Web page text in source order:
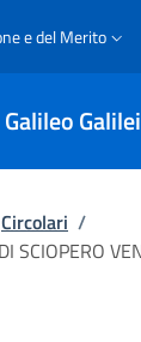
e del Merito
Galileo Galilei
Circolari /
SCIOPERO